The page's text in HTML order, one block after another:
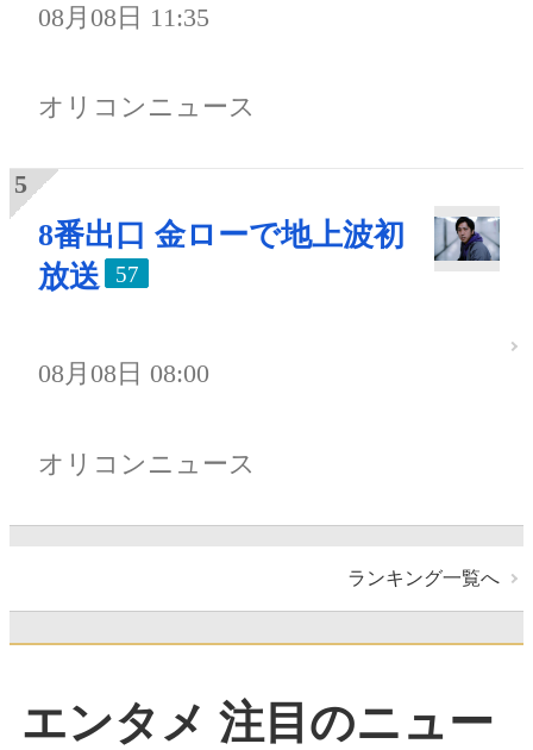
08月08日 11:35
オリコンニュース
8番出口 金ローで地上波初
放送
57
08月08日 08:00
オリコンニュース
ランキング一覧へ
エンタメ 注目のニュー